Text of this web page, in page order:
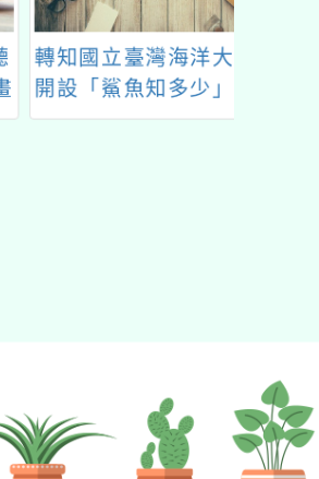
轉知國立臺灣海洋大學
開設「鯊魚知多少」磨
課師線上課程